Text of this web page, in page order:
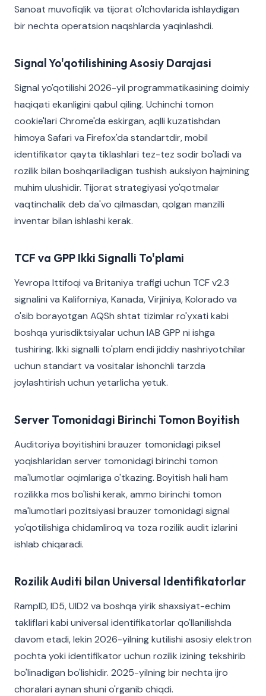
Sanoat muvofiqlik va tijorat o'lchovlarida ishlaydigan
bir nechta operatsion naqshlarda yaqinlashdi.
Signal Yo'qotilishining Asosiy Darajasi
Signal yo'qotilishi 2026-yil programmatikasining doimiy
haqiqati ekanligini qabul qiling. Uchinchi tomon
cookie'lari Chrome'da eskirgan, aqlli kuzatishdan
himoya Safari va Firefox'da standartdir, mobil
identifikator qayta tiklashlari tez-tez sodir bo'ladi va
rozilik bilan boshqariladigan tushish auksiyon hajmining
muhim ulushidir. Tijorat strategiyasi yo'qotmalar
vaqtinchalik deb da'vo qilmasdan, qolgan manzilli
inventar bilan ishlashi kerak.
TCF va GPP Ikki Signalli To'plami
Yevropa Ittifoqi va Britaniya trafigi uchun TCF v2.3
signalini va Kaliforniya, Kanada, Virjiniya, Kolorado va
o'sib borayotgan AQSh shtat tizimlar ro'yxati kabi
boshqa yurisdiktsiyalar uchun IAB GPP ni ishga
tushiring. Ikki signalli to'plam endi jiddiy nashriyotchilar
uchun standart va vositalar ishonchli tarzda
joylashtirish uchun yetarlicha yetuk.
Server Tomonidagi Birinchi Tomon Boyitish
Auditoriya boyitishini brauzer tomonidagi piksel
yoqishlaridan server tomonidagi birinchi tomon
ma'lumotlar oqimlariga o'tkazing. Boyitish hali ham
rozilikka mos bo'lishi kerak, ammo birinchi tomon
ma'lumotlari pozitsiyasi brauzer tomonidagi signal
yo'qotilishiga chidamliroq va toza rozilik audit izlarini
ishlab chiqaradi.
Rozilik Auditi bilan Universal Identifikatorlar
RampID, ID5, UID2 va boshqa yirik shaxsiyat-echim
takliflari kabi universal identifikatorlar qo'llanilishda
davom etadi, lekin 2026-yilning kutilishi asosiy elektron
pochta yoki identifikator uchun rozilik izining tekshirib
bo'linadigan bo'lishidir. 2025-yilning bir nechta ijro
choralari aynan shuni o'rganib chiqdi.